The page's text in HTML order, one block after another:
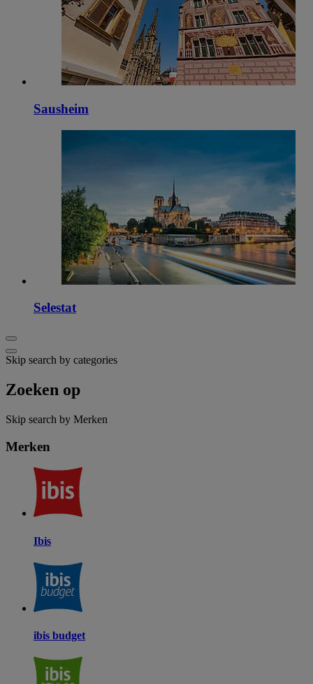
Sausheim
Selestat
Skip search by categories
Zoeken op
Skip search by Merken
Merken
Ibis
ibis budget